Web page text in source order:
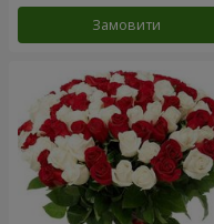
Замовити